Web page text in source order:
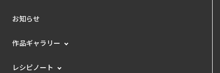
お知らせ
作品ギャラリー
レシピノート